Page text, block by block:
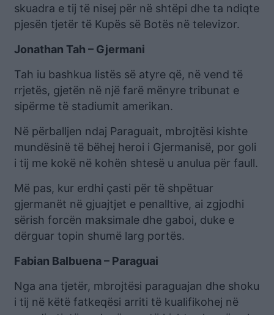
skuadra e tij të nisej për në shtëpi dhe ta ndiqte
pjesën tjetër të Kupës së Botës në televizor.
Jonathan Tah – Gjermani
Tah iu bashkua listës së atyre që, në vend të
rrjetës, gjetën në një farë mënyre tribunat e
sipërme të stadiumit amerikan.
Në përballjen ndaj Paraguait, mbrojtësi kishte
mundësinë të bëhej heroi i Gjermanisë, por goli
i tij me kokë në kohën shtesë u anulua për faull.
Më pas, kur erdhi çasti për të shpëtuar
gjermanët në gjuajtjet e penalltive, ai zgjodhi
sërish forcën maksimale dhe gaboi, duke e
dërguar topin shumë larg portës.
Fabian Balbuena – Paraguai
Nga ana tjetër, mbrojtësi paraguajan dhe shoku
i tij në këtë fatkeqësi arriti të kualifikohej në